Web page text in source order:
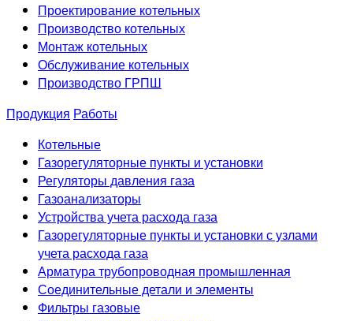
Проектирование котельных
Производство котельных
Монтаж котельных
Обслуживание котельных
Производство ГРПШ
Продукция Работы
Котельные
Газорегуляторные пункты и установки
Регуляторы давления газа
Газоанализаторы
Устройства учета расхода газа
Газорегуляторные пункты и установки с узлами
учета расхода газа
Арматура трубопроводная промышленная
Соединительные детали и элементы
Фильтры газовые